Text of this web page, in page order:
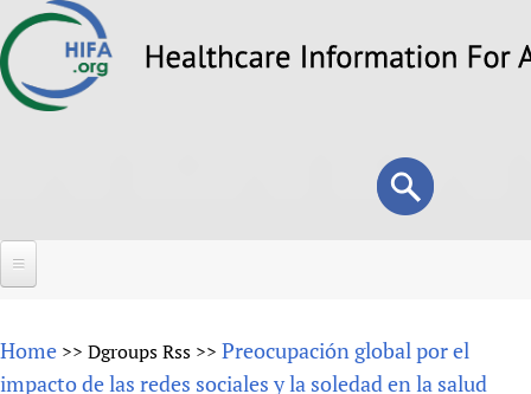
to
Search
form
Search
About
Home >> Dgroups Rss >> Preocupación global por el
impacto de las redes sociales y la soledad en la salud